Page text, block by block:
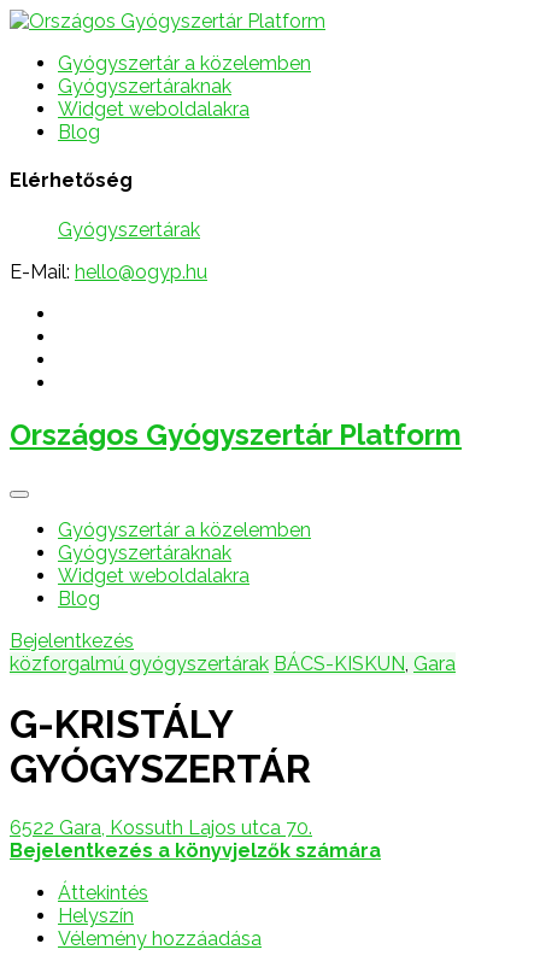
Gyógyszertár a közelemben
Gyógyszertáraknak
Widget weboldalakra
Blog
Elérhetőség
Gyógyszertárak
E-Mail: hello@ogyp.hu
Országos Gyógyszertár Platform
Gyógyszertár a közelemben
Gyógyszertáraknak
Widget weboldalakra
Blog
Bejelentkezés
közforgalmú gyógyszertárak BÁCS-KISKUN, Gara
G-KRISTÁLY
GYÓGYSZERTÁR
6522 Gara, Kossuth Lajos utca 70.
Bejelentkezés a könyvjelzők számára
Áttekintés
Helyszín
Vélemény hozzáadása